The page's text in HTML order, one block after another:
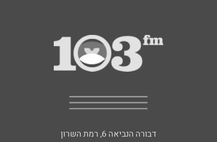
דבורה הנביאה 6, רמת השרון